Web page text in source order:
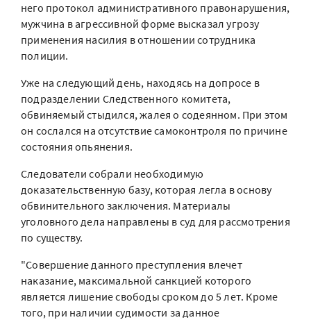
него протокол административного правонарушения,
мужчина в агрессивной форме высказал угрозу
применения насилия в отношении сотрудника
полиции.
Уже на следующий день, находясь на допросе в
подразделении Следственного комитета,
обвиняемый стыдился, жалея о содеянном. При этом
он сослался на отсутствие самоконтроля по причине
состояния опьянения.
Следователи собрали необходимую
доказательственную базу, которая легла в основу
обвинительного заключения. Материалы
уголовного дела направлены в суд для рассмотрения
по существу.
"Совершение данного преступления влечет
наказание, максимальной санкцией которого
является лишение свободы сроком до 5 лет. Кроме
того, при наличии судимости за данное